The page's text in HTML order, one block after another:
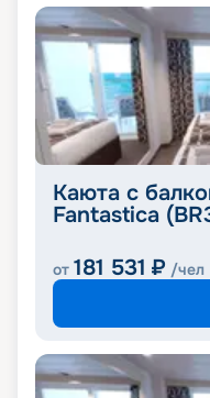
Каюта с
Fantastica
от 181 531 ₽ /чел